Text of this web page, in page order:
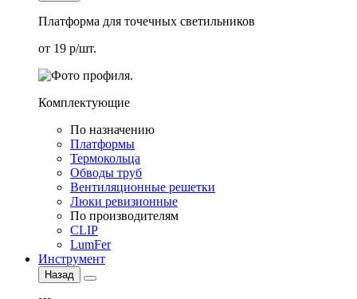
Платформа для точечных светильников
от 19 р/шт.
Комплектующие
По назначению
Платформы
Термокольца
Обводы труб
Вентиляционные решетки
Люки ревизионные
По производителям
CLIP
LumFer
Инструмент
Назад